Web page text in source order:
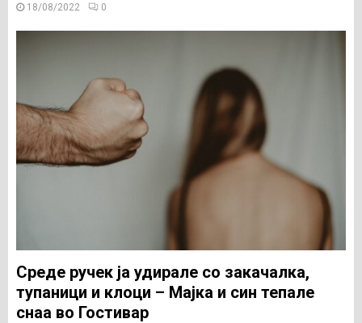
18/08/2022 0
Среде ручек ја удирале со закачалка,
тупаници и клоци – Мајка и син тепале
снаа во Гостивар